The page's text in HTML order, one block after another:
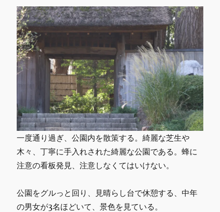
一度通り過ぎ、公園内を散策する。綺麗な芝生や
木々、丁寧に手入れされた綺麗な公園である。蜂に
注意の看板発見、注意しなくてはいけない。
公園をグルっと回り、見晴らし台で休憩する、中年
の男女が3名ほどいて、景色を見ている。